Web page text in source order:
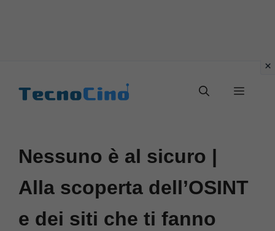
Menu
Nessuno è al sicuro |
Alla scoperta dell’OSINT
e dei siti che ti fanno